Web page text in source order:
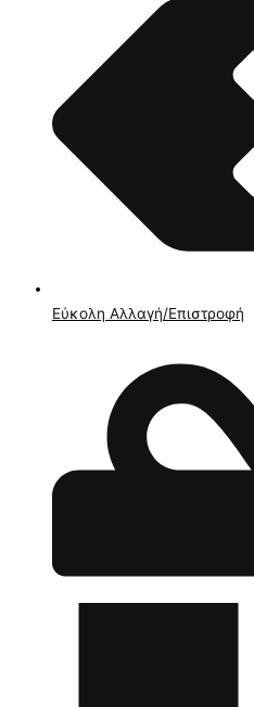
Εύκολη Αλλαγή/Επιστροφή